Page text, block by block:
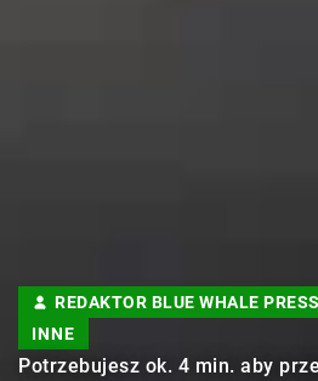
REDAKTOR BLUE WHALE PRESS
INNE
Potrzebujesz ok. 4 min. aby